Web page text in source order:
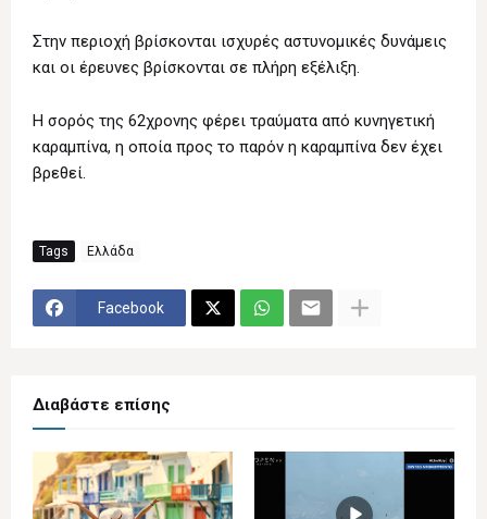
Στην περιοχή βρίσκονται ισχυρές αστυνομικές δυνάμεις
και οι έρευνες βρίσκονται σε πλήρη εξέλιξη.
Η σορός της 62χρονης φέρει τραύματα από κυνηγετική
καραμπίνα, η οποία προς το παρόν η καραμπίνα δεν έχει
βρεθεί.
Tags Ελλάδα
Facebook
Διαβάστε επίσης